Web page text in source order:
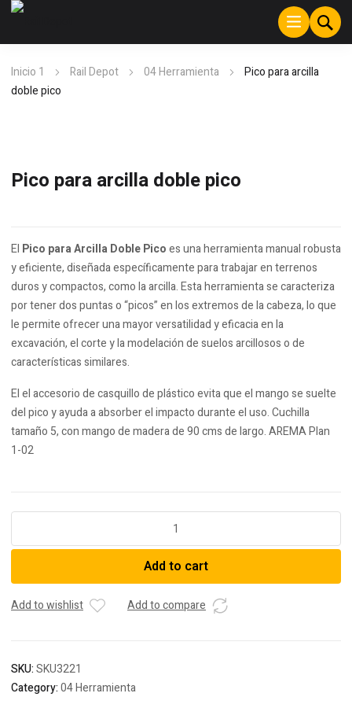
Inicio 1 Rail Depot 04 Herramienta
Pico para arcilla
doble pico
Pico para arcilla doble pico
El Pico para Arcilla Doble Picoes una herramienta manual robusta
y eficiente, diseñada específicamente para trabajar en terrenos
duros y compactos, como la arcilla. Esta herramienta se caracteriza
por tener dos puntas o “picos” en los extremos de la cabeza, lo que
le permite ofrecer una mayor versatilidad y eficacia en la
excavación, el corte y la modelación de suelos arcillosos o de
características similares.
El el accesorio de casquillo de plástico evita que el mango se suelte
del pico y ayuda a absorber el impacto durante el uso. Cuchilla
tamaño 5, con mango de madera de 90 cms de largo. AREMA Plan
1-02
arcilla
pico
quantity
Add to cart
Add to wishlist Add to compare
SKU:SKU3221
Category:04 Herramienta